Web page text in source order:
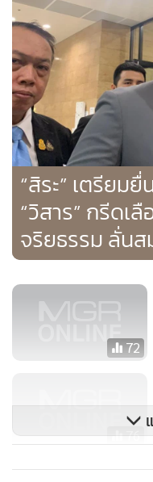
ยัง นายกฯ กล่าวว่า รู้สึกสบ
ให้ส.พระปกเกล้าออกแบ
นายชวน หลีกภัย ประธาน
เพื่ออภิปรายทั่วไปหาทาง
กันให้สภาฯ เป็นเจ้าภาพ
ปรองดองเพื่อหาทางออก
สถาบันพระปกเกล้า เพื่อ
และออกแบบโครงสร้างข
เนื่องจากข้อเสนอจากรัฐ
"ดังนั้น ต้องหาว่าจุดประ
สามารถทำได้ และมีผลม
ชุมนุมเข้าร่วมด้วยหรือไม่
ช่วยคิด" นายชวน กล่าว
“สิระ” เตรียม
“วิสาร” กรีดเ
จริยธรรม ลั่น
72
76